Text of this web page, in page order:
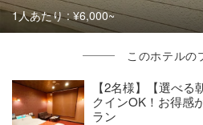
1人あたり :¥6,000~
このホテルの
【2名様】【選べ
クインOK！お得感
ラン